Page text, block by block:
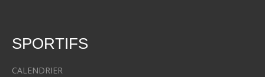
SPORTIFS
CALENDRIER